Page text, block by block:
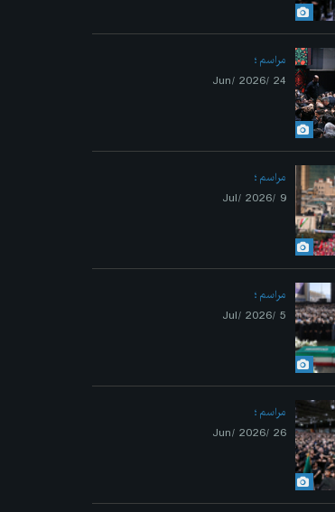
مراسم
24 /Jun/ 2026
مراسم
9 /Jul/ 2026
مراسم
5 /Jul/ 2026
مراسم
26 /Jun/ 2026